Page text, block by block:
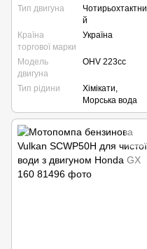
Тип двигуна
Чотирьохтактни
й
Країна
торгової марки
Україна
Модель
двигуна
OHV 223сс
Тип рідини
Хімікати,
Морська вода